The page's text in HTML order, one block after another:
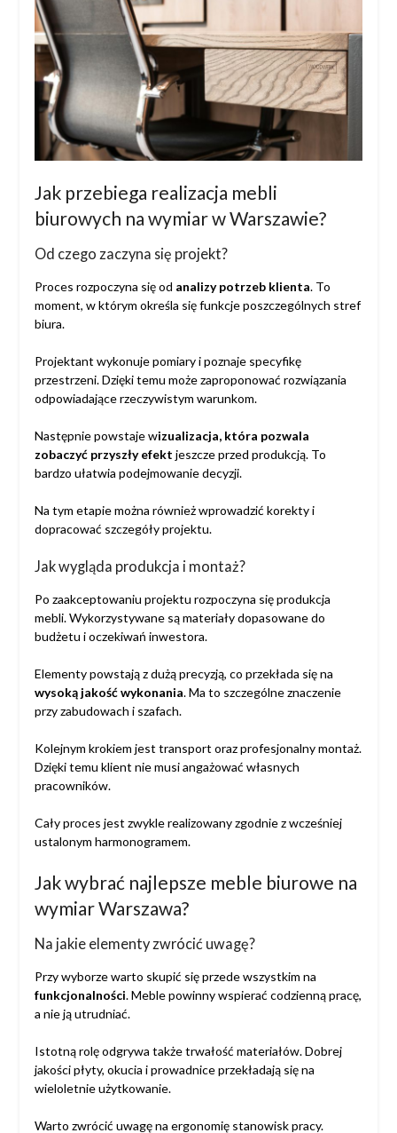
Jak przebiega realizacja mebli
biurowych na wymiar w Warszawie?
Od czego zaczyna się projekt?
Proces rozpoczyna się od analizy potrzeb klienta. To
moment, w którym określa się funkcje poszczególnych stref
biura.
Projektant wykonuje pomiary i poznaje specyfikę
przestrzeni. Dzięki temu może zaproponować rozwiązania
odpowiadające rzeczywistym warunkom.
Następnie powstaje wizualizacja, która pozwala
zobaczyć przyszły efekt jeszcze przed produkcją. To
bardzo ułatwia podejmowanie decyzji.
Na tym etapie można również wprowadzić korekty i
dopracować szczegóły projektu.
Jak wygląda produkcja i montaż?
Po zaakceptowaniu projektu rozpoczyna się produkcja
mebli. Wykorzystywane są materiały dopasowane do
budżetu i oczekiwań inwestora.
Elementy powstają z dużą precyzją, co przekłada się na
wysoką jakość wykonania. Ma to szczególne znaczenie
przy zabudowach i szafach.
Kolejnym krokiem jest transport oraz profesjonalny montaż.
Dzięki temu klient nie musi angażować własnych
pracowników.
Cały proces jest zwykle realizowany zgodnie z wcześniej
ustalonym harmonogramem.
Jak wybrać najlepsze meble biurowe na
wymiar Warszawa?
Na jakie elementy zwrócić uwagę?
Przy wyborze warto skupić się przede wszystkim na
funkcjonalności. Meble powinny wspierać codzienną pracę,
a nie ją utrudniać.
Istotną rolę odgrywa także trwałość materiałów. Dobrej
jakości płyty, okucia i prowadnice przekładają się na
wieloletnie użytkowanie.
Warto zwrócić uwagę na ergonomię stanowisk pracy.